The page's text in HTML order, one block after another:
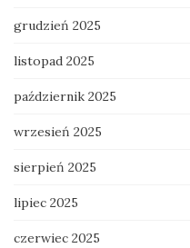
grudzień 2025
listopad 2025
październik 2025
wrzesień 2025
sierpień 2025
lipiec 2025
czerwiec 2025